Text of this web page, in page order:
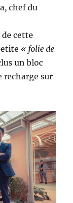
chef du
cette
« folie de
un bloc
recharge sur